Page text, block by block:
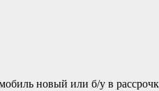
новый или б/у в